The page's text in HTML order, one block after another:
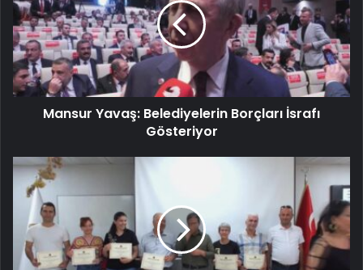
Mansur Yavaş: Belediyelerin Borçları İsrafı
Gösteriyor